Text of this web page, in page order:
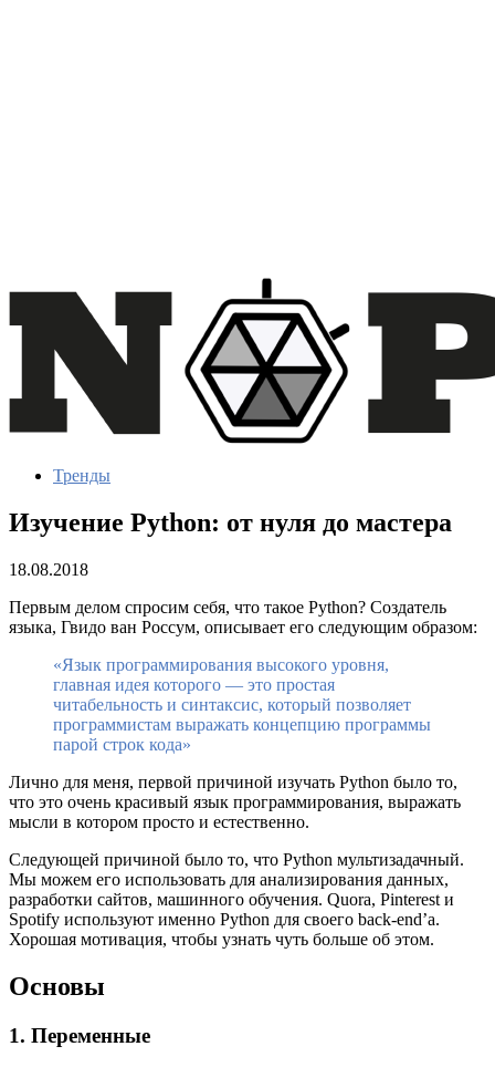
Тренды
Изучение Python: от нуля до мастера
18.08.2018
Первым делом спросим себя, что такое Python? Создатель
языка, Гвидо ван Россум, описывает его следующим образом:
«Язык программирования высокого уровня,
главная идея которого — это простая
читабельность и синтаксис, который позволяет
программистам выражать концепцию программы
парой строк кода»
Лично для меня, первой причиной изучать Python было то,
что это очень красивый язык программирования, выражать
мысли в котором просто и естественно.
Следующей причиной было то, что Python мультизадачный.
Мы можем его использовать для анализирования данных,
разработки сайтов, машинного обучения. Quora, Pinterest и
Spotify используют именно Python для своего back-end’а.
Хорошая мотивация, чтобы узнать чуть больше об этом.
Основы
1. Переменные